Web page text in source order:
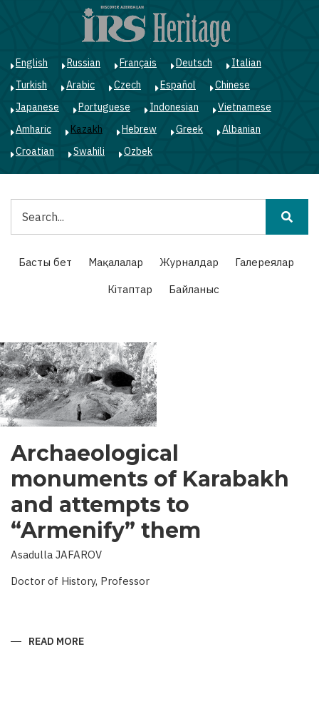
English Russian Français Deutsch
Italian
Turkish
Arabic Czech Español
Chinese
Japanese
Portuguese Indonesian
Vietnamese
Amharic
Kazakh Hebrew Greek
Albanian
Croatian
Swahili Ozbek
Main
navigation
Басты бет Мақалалар Журналдар
Галереялар
Кітаптар
Байланыс
Archaeological
monuments of Karabakh
and attempts to
“Armenify” them
Asadulla JAFAROV
Doctor of History, Professor
READ MORE